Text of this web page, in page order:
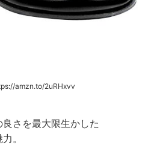
amzn.to/2uRHxvv
さを最大限生かした
。